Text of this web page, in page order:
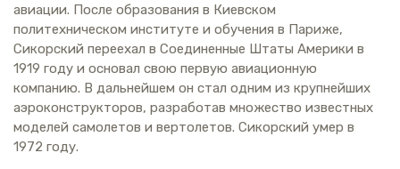
авиации. После образования в Киевском
политехническом институте и обучения в Париже,
Сикорский переехал в Соединенные Штаты Америки в
1919 году и основал свою первую авиационную
компанию. В дальнейшем он стал одним из крупнейших
аэроконструкторов, разработав множество известных
моделей самолетов и вертолетов. Сикорский умер в
1972 году.